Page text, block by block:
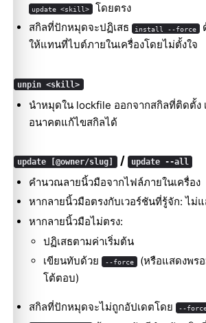
update <skill>
โดยตรง
สกิลที่ปักหมุดจะปฏิเสธ
install --force
ให้แทนที่ไบต์ภายในเครื่องโดยไม่ตั้งใจ
unpin <skill>
นำหมุดใน lockfile ออกจากสกิลที่ติดตั้ง
อนาคตแก้ไขสกิลได้
update [@owner/slug] / update --all
คำนวณลายนิ้วมือจากไฟล์ภายในเครื่อง
หากลายนิ้วมือตรงกับเวอร์ชันที่รู้จัก: ไม่
หากลายนิ้วมือไม่ตรง:
ปฏิเสธตามค่าเริ่มต้น
เขียนทับด้วย --force (หรือแสดงพร
โต้ตอบ)
สกิลที่ปักหมุดจะไม่ถูกอัปเดตโดย --